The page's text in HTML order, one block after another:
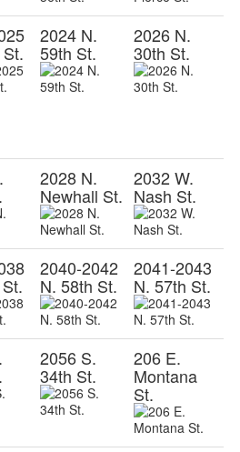
2024 N.
59th St.
2026 N.
30th St.
2028 N.
Newhall St.
2032 W.
Nash St.
2040-2042
N. 58th St.
2041-2043
N. 57th St.
2056 S.
34th St.
206 E.
Montana
St.